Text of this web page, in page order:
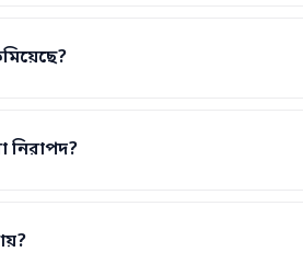
নিরাপদ?